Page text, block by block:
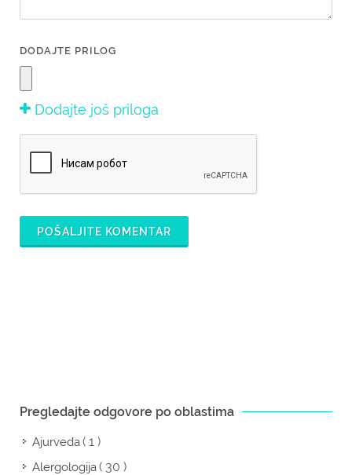
DODAJTE PRILOG
Dodajte još priloga
POŠALJITE KOMENTAR
Pregledajte odgovore po oblastima
Ajurveda( 1 )
Alergologija( 30 )